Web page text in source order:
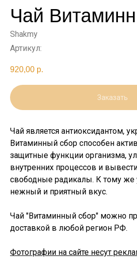
Чай
Shakmy
Артикул:
920,00 р.
Заказать
Чай является антиоксидантом,
Витаминный сбор способен
защитные функции организма,
внутренних процессов и
свободные радикалы. К тому же
нежный и приятный вкус.
Чай "Витаминный сбор" можно
доставкой в любой регион РФ.
Фотографии на сайте несут